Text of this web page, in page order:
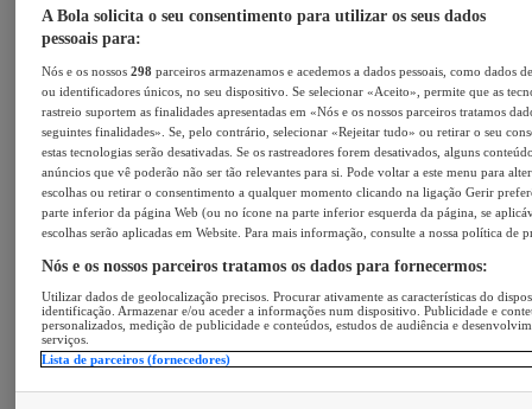
A Bola solicita o seu consentimento para utilizar os seus dados
pessoais para:
Nós e os nossos298 parceiros armazenamos e acedemos a dados pessoais, como dados
ou identificadores únicos, no seu dispositivo. Se selecionar «Aceito», permite que as
rastreio suportem as finalidades apresentadas em «Nós e os nossos parceiros tratamos
seguintes finalidades». Se, pelo contrário, selecionar «Rejeitar tudo» ou retirar o seu
estas tecnologias serão desativadas. Se os rastreadores forem desativados, alguns
anúncios que vê poderão não ser tão relevantes para si. Pode voltar a este menu para
escolhas ou retirar o consentimento a qualquer momento clicando na ligação Gerir
parte inferior da página Web (ou no ícone na parte inferior esquerda da página, se
escolhas serão aplicadas em Website. Para mais informação, consulte a nossa política de
Nós e os nossos parceiros tratamos os dados para fornecermos:
Utilizar dados de geolocalização precisos. Procurar ativamente as características do
identificação. Armazenar e/ou aceder a informações num dispositivo. Publicidade e
personalizados, medição de publicidade e conteúdos, estudos de audiência e
serviços.
Lista de parceiros (fornecedores)